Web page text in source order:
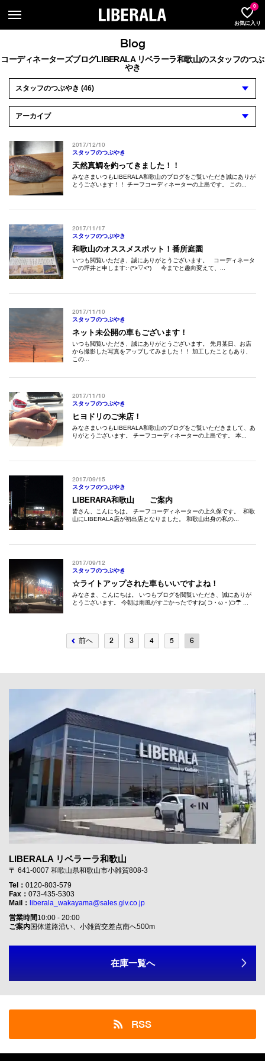
お気に入り
0
Blog
コーディネーターズブログLIBERALA リベラーラ和歌山のスタッフのつぶ
やき
2017/12/10
スタッフのつぶやき
天然真鯛を釣ってきました！！
みなさまいつもLIBERALA和歌山のブログをご覧いただき誠にありが
とうございます！！ チーフコーディネーターの上島です。 この...
2017/11/17
スタッフのつぶやき
和歌山のオススメスポット！番所庭園
いつも閲覧いただき、誠にありがとうございます。 コーディネータ
ーの坪井と申します:･(*>▽<*)ゞ 今までと趣向変えて、...
2017/11/10
スタッフのつぶやき
ネット未公開の車もございます！
いつも閲覧いただき、誠にありがとうございます。 先月某日、お店
から撮影した写真をアップしてみました！！ 加工したこともあり、
この...
2017/11/10
スタッフのつぶやき
ヒヨドリのご来店！
みなさまいつもLIBERALA和歌山のブログをご覧いただきまして、あ
りがとうございます。 チーフコーディネーターの上島です。 本...
2017/09/15
スタッフのつぶやき
LIBERARA和歌山 ご案内
皆さん、こんにちは。 チーフコーディネーターの上久保です。 和歌
山にLIBERALA店が初出店となりました。 和歌山出身の私の...
2017/09/12
スタッフのつぶやき
☆ライトアップされた車もいいですよね！
みなさま、こんにちは。 いつもブログを閲覧いただき、誠にありが
とうございます。 今朝は雨風がすごかったですね( ⊃・ω・)⊃☂ ...
前へ 2 3 4 5 6
LIBERALA リベラーラ和歌山
〒 641-0007 和歌山県和歌山市小雑賀808-3
Tel： 0120-803-579
Fax： 073-435-5303
Mail： liberala_wakayama@sales.glv.co.jp
営業時間10:00 - 20:00
ご案内国体道路沿い、小雑賀交差点南へ500m
在庫一覧へ
RSS